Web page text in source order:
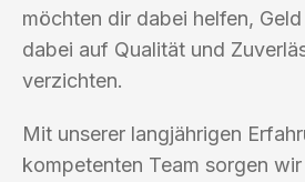
möchten dir dabei helfen,
dabei auf Qualität und
verzichten.
Mit unserer langjährigen
kompetenten Team sorgen